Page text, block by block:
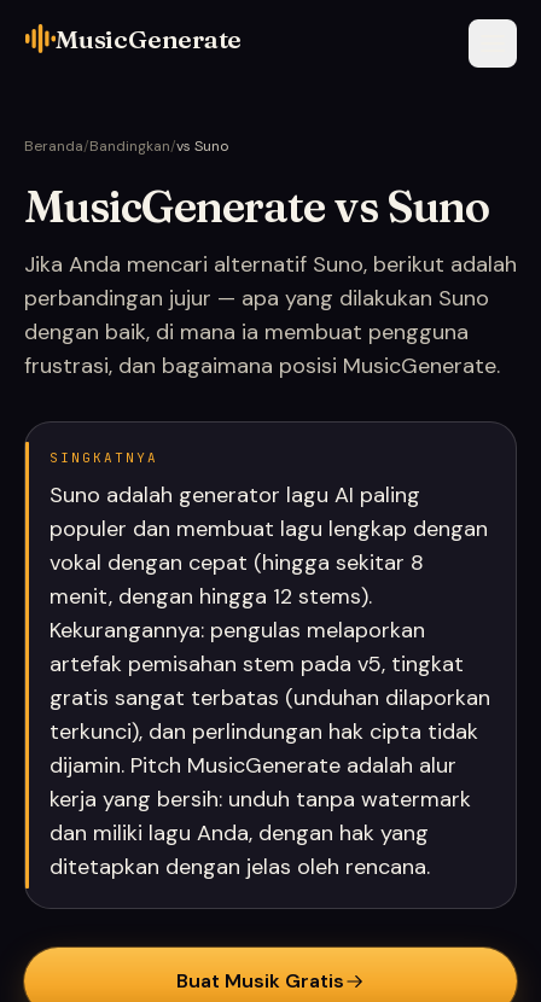
MusicGenerate
Beranda/Bandingkan/vs Suno
MusicGenerate vs Suno
Jika Anda mencari alternatif Suno, berikut adalah
perbandingan jujur — apa yang dilakukan Suno
dengan baik, di mana ia membuat pengguna
frustrasi, dan bagaimana posisi MusicGenerate.
SINGKATNYA
Suno adalah generator lagu AI paling
populer dan membuat lagu lengkap dengan
vokal dengan cepat (hingga sekitar 8
menit, dengan hingga 12 stems).
Kekurangannya: pengulas melaporkan
artefak pemisahan stem pada v5, tingkat
gratis sangat terbatas (unduhan dilaporkan
terkunci), dan perlindungan hak cipta tidak
dijamin. Pitch MusicGenerate adalah alur
kerja yang bersih: unduh tanpa watermark
dan miliki lagu Anda, dengan hak yang
ditetapkan dengan jelas oleh rencana.
Buat Musik Gratis